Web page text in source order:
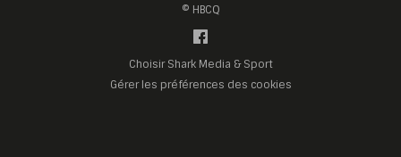
© HBCQ
Choisir Shark Media & Sport
Gérer les préférences des cookies